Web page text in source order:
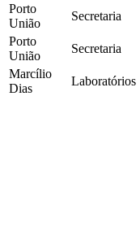
Porto
União
Secretaria
Porto
União
Secretaria
Marcílio
Dias
Laboratórios